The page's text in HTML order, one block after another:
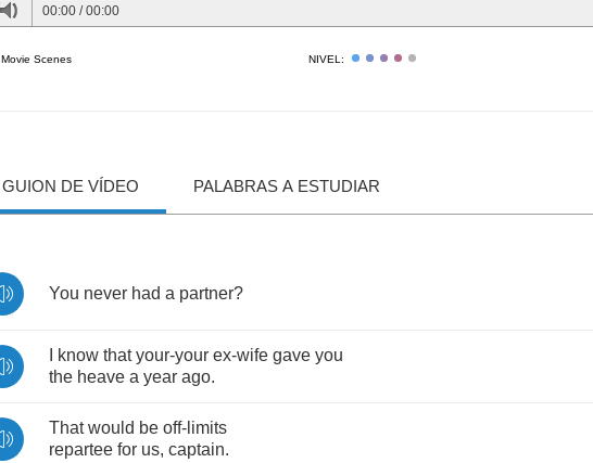
00:00 /00:00
Movie Scenes NIVEL:
GUION DE VÍDEO PALABRAS A ESTUDIAR
You never had a partner?
know that your-your ex-wife gave you
the heave a year ago.
That would be off- limits
repartee for us, captain.